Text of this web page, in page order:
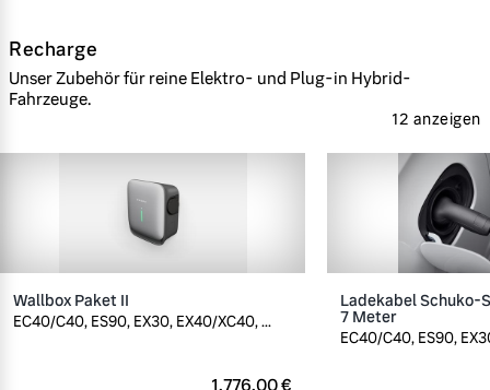
Recharge
Unser Zubehör für reine Elektro- und Plug-in Hybrid-
Fahrzeuge.
12 anzeigen
Wallbox Paket II
EC40/C40, ES90, EX30, EX40/XC40, ...
1.776,00 €
Ladekabel Schuko-
7 Meter
EC40/C40, ES90,